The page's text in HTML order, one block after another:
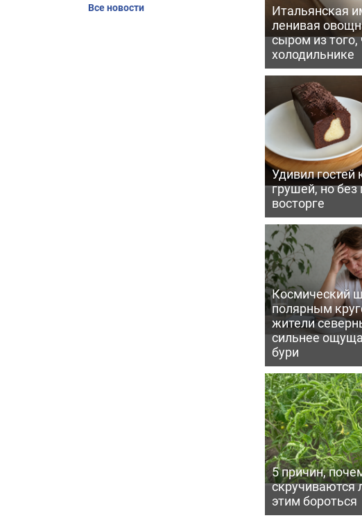
Итальянская
ленивая
сыром из
холодильнике
Удивил гостей
грушей, но без
восторге
Космический
полярным
жители
сильнее
бури
5 причин,
скручиваются
этим бороться
Все новости